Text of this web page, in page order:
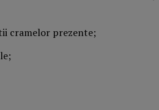
cramelor prezente;